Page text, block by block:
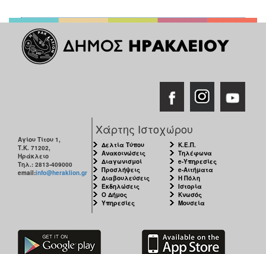
ΠΟΛΗ
Αγίου Τίτου 1,
Τ.Κ. 71202,
Ηράκλειο
Τηλ.: 2813-409000
email:info@heraklion.gr
Χάρτης Ιστοχώρου
Δελτία Τύπου
Ανακοινώσεις
Διαγωνισμοί
Προσλήψεις
Διαβουλεύσεις
Εκδηλώσεις
Ο Δήμος
Υπηρεσίες
Κ.Ε.Π.
Τηλέφωνα
e-Υπηρεσίες
e-Αιτήματα
Η Πόλη
Ιστορία
Κνωσός
Μουσεία